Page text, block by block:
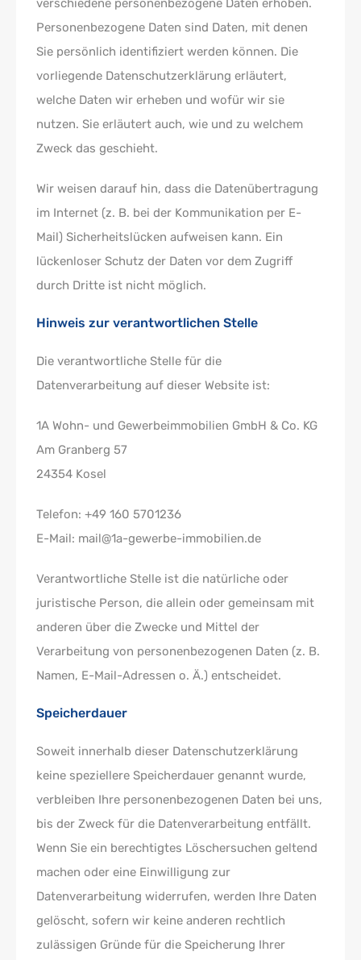
verschiedene personenbezogene Daten erhoben.
Personenbezogene Daten sind Daten, mit denen
Sie persönlich identifiziert werden können. Die
vorliegende Datenschutzerklärung erläutert,
welche Daten wir erheben und wofür wir sie
nutzen. Sie erläutert auch, wie und zu welchem
Zweck das geschieht.
Wir weisen darauf hin, dass die Datenübertragung
im Internet (z. B. bei der Kommunikation per E-
Mail) Sicherheitslücken aufweisen kann. Ein
lückenloser Schutz der Daten vor dem Zugriff
durch Dritte ist nicht möglich.
Hinweis zur verantwortlichen Stelle
Die verantwortliche Stelle für die
Datenverarbeitung auf dieser Website ist:
1A Wohn- und Gewerbeimmobilien GmbH & Co. KG
Am Granberg 57
24354 Kosel
Telefon: +49 160 5701236
E-Mail: mail@1a-gewerbe-immobilien.de
Verantwortliche Stelle ist die natürliche oder
juristische Person, die allein oder gemeinsam mit
anderen über die Zwecke und Mittel der
Verarbeitung von personenbezogenen Daten (z. B.
Namen, E-Mail-Adressen o. Ä.) entscheidet.
Speicherdauer
Soweit innerhalb dieser Datenschutzerklärung
keine speziellere Speicherdauer genannt wurde,
verbleiben Ihre personenbezogenen Daten bei uns,
bis der Zweck für die Datenverarbeitung entfällt.
Wenn Sie ein berechtigtes Löschersuchen geltend
machen oder eine Einwilligung zur
Datenverarbeitung widerrufen, werden Ihre Daten
gelöscht, sofern wir keine anderen rechtlich
zulässigen Gründe für die Speicherung Ihrer